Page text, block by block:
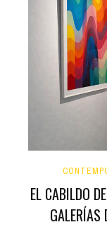
EL CABILDO
GALERÍAS